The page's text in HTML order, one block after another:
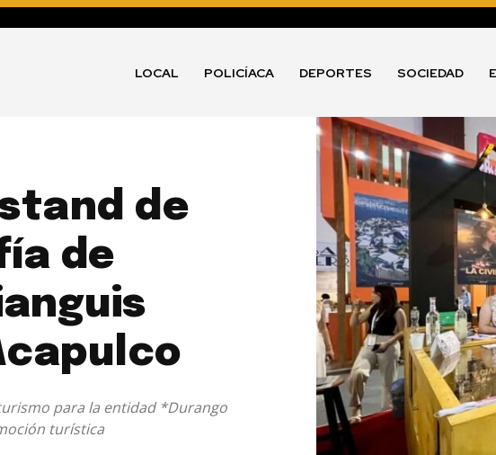
LOCAL POLICÍACA DEPORTES SOCIEDAD
de
de
para la entidad *Durango
turística